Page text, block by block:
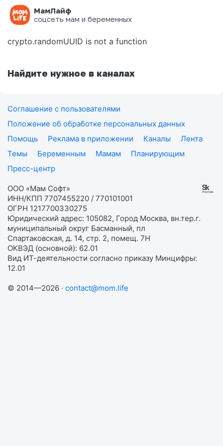
МамЛайф
соцсеть мам и беременных
Ошибка на странице
crypto.randomUUID is not a function
Найдите нужное в каналах
Соглашение с пользователями
Положение об обработке персональных данных
Помощь
Реклама в приложении Каналы
Лента
Темы
Беременным Мамам
Планирующим
Пресс-центр
ООО «Мам Софт»
ИНН/КПП 7707455220 / 770101001
ОГРН 1217700330275
Юридический адрес: 105082, Город Москва, вн.тер.г.
муниципальный округ Басманный, пл
Спартаковская, д. 14, стр. 2, помещ. 7Н
ОКВЭД (основной): 62.01
Вид ИТ-деятельности согласно приказу Минцифры:
12.01
© 2014—2026 · contact@mom.life